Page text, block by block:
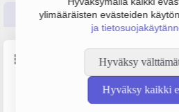
ylimääräisten evästeiden käytön.
ja
Hyväksy
Hyväksy kaikki
Perustiedot Tilinpäätösluvut